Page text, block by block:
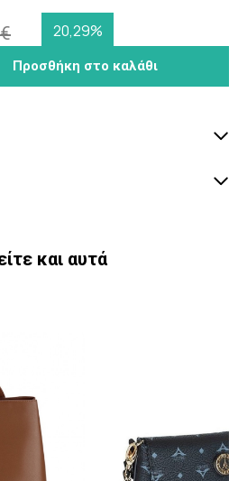
20,29%
Προσθήκη στο καλάθι
και αυτά